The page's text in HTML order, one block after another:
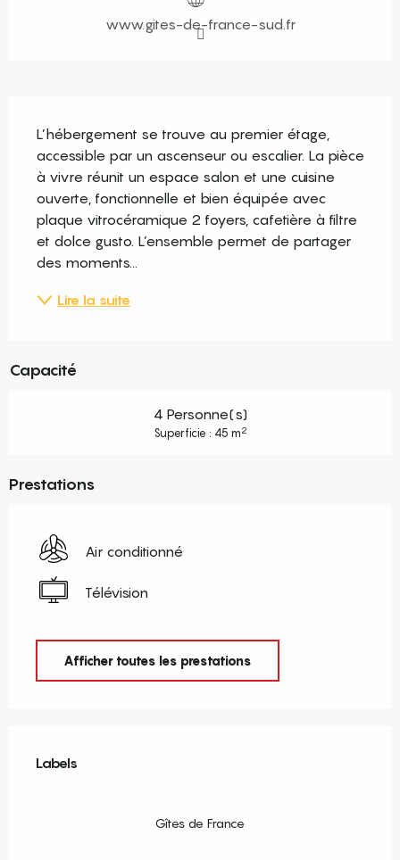
www.gites-de-france-sud.fr
L’hébergement se trouve au premier étage,
accessible par un ascenseur ou escalier. La pièce
à vivre réunit un espace salon et une cuisine
ouverte, fonctionnelle et bien équipée avec
plaque vitrocéramique 2 foyers, cafetière à filtre
et dolce gusto. L’ensemble permet de partager
des moments...
Lire la suite
Capacité
4 Personne(s)
Superficie : 45 m2
Prestations
Air conditionné
Télévision
Afficher toutes les prestations
Labels
Labels
Gîtes de France